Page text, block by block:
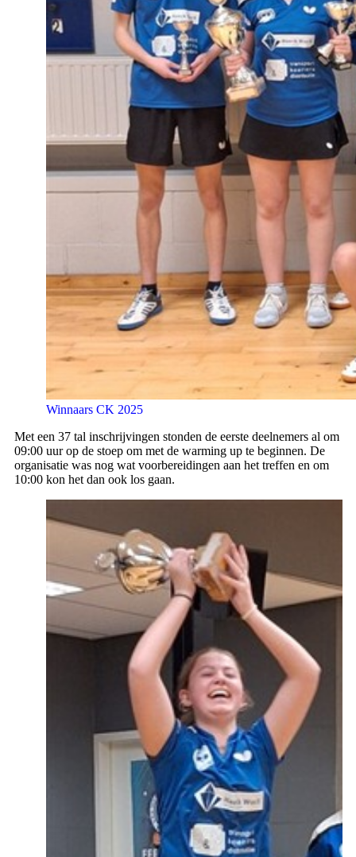
Winnaars CK 2025
Met een 37 tal inschrijvingen stonden de eerste deelnemers al om
09:00 uur op de stoep om met de warming up te beginnen. De
organisatie was nog wat voorbereidingen aan het treffen en om
10:00 kon het dan ook los gaan.